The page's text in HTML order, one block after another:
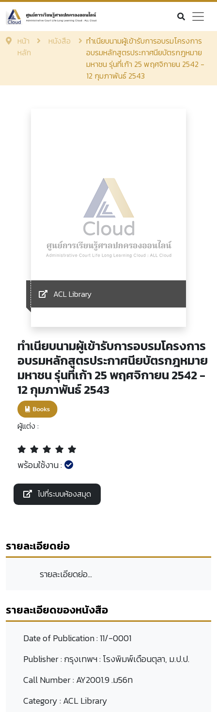
หน้า
หลัก
หนังสือ
ทำเนียบนามผู้เข้ารับการอบรมโครงการ
อบรมหลักสูตรประกาศนียบัตรกฎหมาย
มหาชน รุ่นที่เก้า 25 พฤศจิกายน 2542 -
12 กุมภาพันธ์ 2543
ACL Library
ทำเนียบนามผู้เข้ารับการอบรมโครงการ
อบรมหลักสูตรประกาศนียบัตรกฎหมาย
มหาชน รุ่นที่เก้า 25 พฤศจิกายน 2542 -
12 กุมภาพันธ์ 2543
ผู้แต่ง :
พร้อมใช้งาน :
ไปที่ระบบห้องสมุด
รายละเอียดย่อ
รายละเอียดย่อ...
รายละเอียดของหนังสือ
Date of Publication :11/-0001
Publisher :กรุงเทพฯ : โรงพิมพ์เดือนตุลา, ม.ป.ป.
Call Number :AY2001.9 .ม56ท
Category :ACL Library